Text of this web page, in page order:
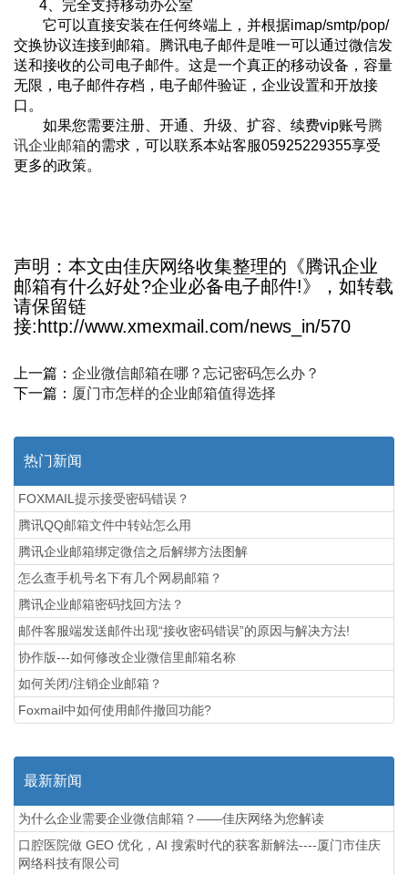
4、完全支持移动办公室
它可以直接安装在任何终端上，并根据imap/smtp/pop/
交换协议连接到邮箱。腾讯电子邮件是唯一可以通过微信发
送和接收的公司电子邮件。这是一个真正的移动设备，容量
无限，电子邮件存档，电子邮件验证，企业设置和开放接
口。
如果您需要注册、开通、升级、扩容、续费vip账号腾
讯企业邮箱的需求，可以联系本站客服05925229355享受
更多的政策。
声明：本文由佳庆网络收集整理的《腾讯企业
邮箱有什么好处?企业必备电子邮件!》，如转载
请保留链
接:http://www.xmexmail.com/news_in/570
上一篇： 企业微信邮箱在哪？忘记密码怎么办？
下一篇： 厦门市怎样的企业邮箱值得选择
热门新闻
FOXMAIL提示接受密码错误？
腾讯QQ邮箱文件中转站怎么用
腾讯企业邮箱绑定微信之后解绑方法图解
怎么查手机号名下有几个网易邮箱？
腾讯企业邮箱密码找回方法？
邮件客服端发送邮件出现“接收密码错误”的原因与解决方法!
协作版---如何修改企业微信里邮箱名称
如何关闭/注销企业邮箱？
Foxmail中如何使用邮件撤回功能?
最新新闻
为什么企业需要企业微信邮箱？——佳庆网络为您解读
口腔医院做 GEO 优化，AI 搜索时代的获客新解法----厦门市佳庆
网络科技有限公司